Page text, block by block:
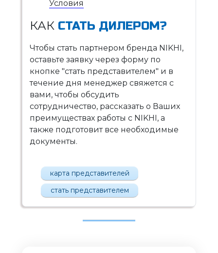
Условия
КАК СТАТЬ ДИЛЕРОМ?
Чтобы стать партнером бренда NIKHI,
оставьте заявку через форму по
кнопке "стать представителем" и в
течение дня менеджер свяжется с
вами, чтобы обсудить
сотрудничество, рассказать о Ваших
преимуществах работы с NIKHI, а
также подготовит все необходимые
документы.
карта представителей
стать представителем